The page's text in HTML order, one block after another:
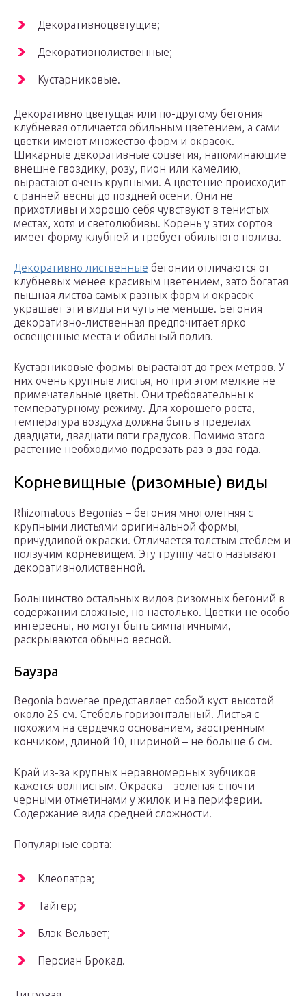
Декоративноцветущие;
Декоративнолиственные;
Кустарниковые.
Декоративно цветущая или по-другому бегония
клубневая отличается обильным цветением, а сами
цветки имеют множество форм и окрасок.
Шикарные декоративные соцветия, напоминающие
внешне гвоздику, розу, пион или камелию,
вырастают очень крупными. А цветение происходит
с ранней весны до поздней осени. Они не
прихотливы и хорошо себя чувствуют в тенистых
местах, хотя и светолюбивы. Корень у этих сортов
имеет форму клубней и требует обильного полива.
Декоративно лиственные бегонии отличаются от
клубневых менее красивым цветением, зато богатая
пышная листва самых разных форм и окрасок
украшает эти виды ни чуть не меньше. Бегония
декоративно-лиственная предпочитает ярко
освещенные места и обильный полив.
Кустарниковые формы вырастают до трех метров. У
них очень крупные листья, но при этом мелкие не
примечательные цветы. Они требовательны к
температурному режиму. Для хорошего роста,
температура воздуха должна быть в пределах
двадцати, двадцати пяти градусов. Помимо этого
растение необходимо подрезать раз в два года.
Корневищные (ризомные) виды
Rhizomatous Begonias – бегония многолетняя с
крупными листьями оригинальной формы,
причудливой окраски. Отличается толстым стеблем и
ползучим корневищем. Эту группу часто называют
декоративнолиственной.
Большинство остальных видов ризомных бегоний в
содержании сложные, но настолько. Цветки не особо
интересны, но могут быть симпатичными,
раскрываются обычно весной.
Бауэра
Begonia bowerae представляет собой куст высотой
около 25 см. Стебель горизонтальный. Листья с
похожим на сердечко основанием, заостренным
кончиком, длиной 10, шириной – не больше 6 см.
Край из-за крупных неравномерных зубчиков
кажется волнистым. Окраска – зеленая с почти
черными отметинами у жилок и на периферии.
Содержание вида средней сложности.
Популярные сорта:
Клеопатра;
Тайгер;
Блэк Вельвет;
Персиан Брокад.